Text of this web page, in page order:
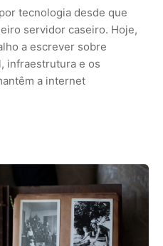
tecnologia desde que
servidor caseiro. Hoje,
a escrever sobre
infraestrutura e os
a internet